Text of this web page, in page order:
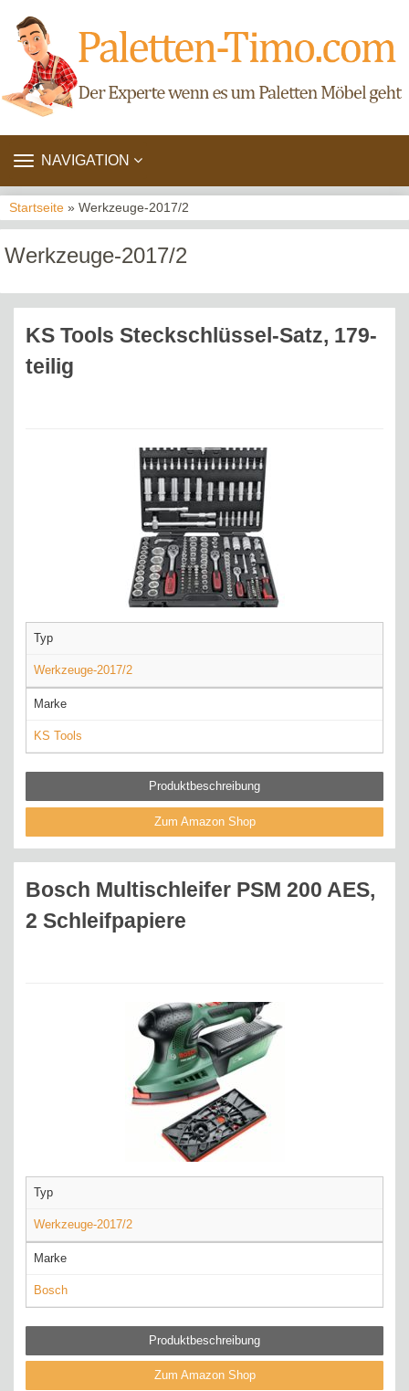
TOGGLE
NAVIGATION
Startseite » Werkzeuge-2017/2
Werkzeuge-2017/2
KS Tools Steckschlüssel-Satz, 179-
teilig
Typ
Werkzeuge-2017/2
Marke
KS Tools
Produktbeschreibung
Zum Amazon Shop
Bosch Multischleifer PSM 200 AES,
2 Schleifpapiere
Typ
Werkzeuge-2017/2
Marke
Bosch
Produktbeschreibung
Zum Amazon Shop